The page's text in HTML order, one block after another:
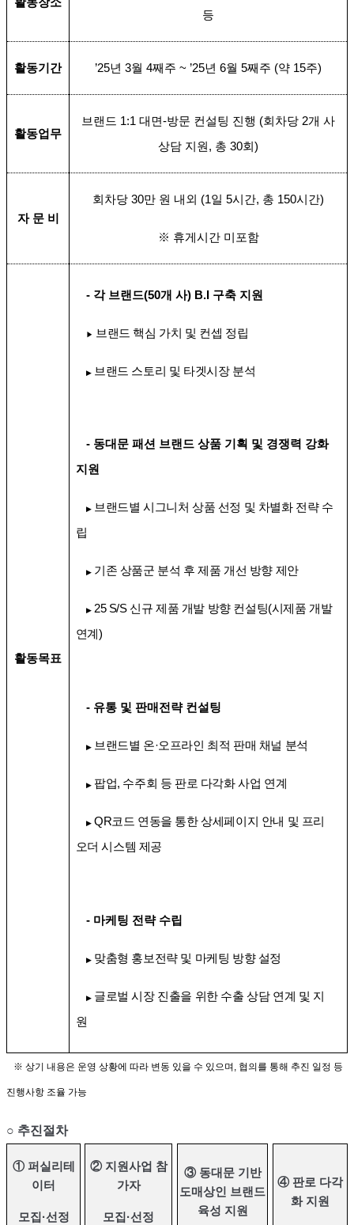
활동장소
등
활동기간 ’25년 3월 4째주 ~ ’25년 6월 5째주 (약 15주)
활동업무
브랜드 1:1 대면-방문 컨설팅 진행 (회차당 2개 사
상담 지원, 총 30회 )
자 문 비
회차당 30만 원 내외 (1일 5시간, 총 150시간)
※ 휴게시간 미포함
활동목표
- 각 브랜드(50개 사) B.I 구축 지원
▶ 브랜드 핵심 가치 및 컨셉 정립
▶ 브랜드 스토리 및 타겟시장 분석
- 동대문 패션 브랜드 상품 기획 및 경쟁력 강화
지원
▶ 브랜드별 시그니처 상품 선정 및 차별화 전략 수
립
▶ 기존 상품군 분석 후 제품 개선 방향 제안
▶ 25 S/S 신규 제품 개발 방향 컨설팅(시제품 개발
연계 )
- 유통 및 판매전략 컨설팅
▶ 브랜드별 온·오프라인 최적 판매 채널 분석
▶ 팝업, 수주회 등 판로 다각화 사업 연계
▶ QR코드 연동을 통한 상세페이지 안내 및 프리
오더 시스템 제공
- 마케팅 전략 수립
▶ 맞춤형 홍보전략 및 마케팅 방향 설정
▶ 글로벌 시장 진출을 위한 수출 상담 연계 및 지
원
※ 상기 내용은 운영 상황에 따라 변동 있을 수 있으며 , 협의를 통해 추진 일정 등
진행사항 조율 가능
○ 추진절차
① 퍼실리테
이터
모집 ·선정
② 지원사업 참
가자
모집 ·선정
③ 동대문 기반
도매상인 브랜드
육성 지원
④ 판로 다각
화 지원